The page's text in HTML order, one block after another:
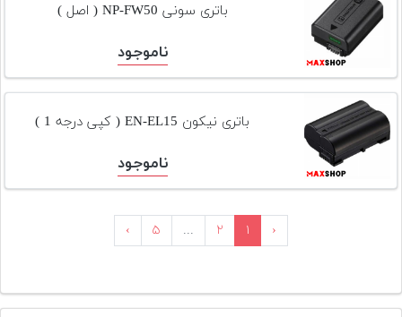
باتری سونی NP-FW50 ( اصل )
ناموجود
باتری نیکون EN-EL15 ( کپی درجه 1 )
ناموجود
‹ ۱ ۲ ... ۵ ›